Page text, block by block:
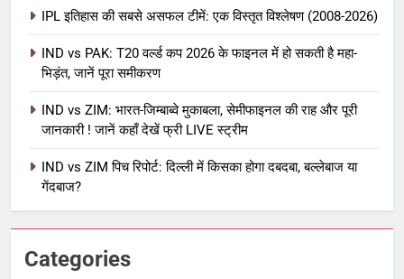
IPL इतिहास की सबसे असफल टीमें: एक विस्तृत विश्लेषण (2008-2026)
IND vs PAK: T20 वर्ल्ड कप 2026 के फाइनल में हो सकती है महा-
भिड़ंत, जानें पूरा समीकरण
IND vs ZIM: भारत-जिम्बाब्वे मुकाबला, सेमीफाइनल की राह और पूरी
जानकारी ! जानें कहाँ देखें फ्री LIVE स्ट्रीम
IND vs ZIM पिच रिपोर्ट: दिल्ली में किसका होगा दबदबा, बल्लेबाज या
गेंदबाज?
Categories
IPL टीम के मालिक: फ्रेंचाइजी के पीछे की
असली ताकत
आईपीएल 2026 क्रिकेट
IPL इतिहास की सबसे असफल टीमें: एक
8